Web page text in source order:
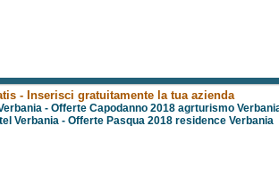
- Inserisci gratuitamente la tua azienda
- Offerte Capodanno 2018 agrturismo
Verbania- Offerte Pasqua 2018 residence Verbania